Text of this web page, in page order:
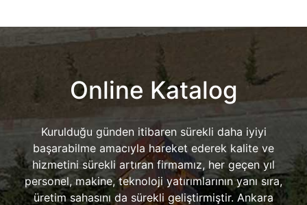
Online Katalog
Kurulduğu günden itibaren sürekli daha iyiyi
başarabilme amacıyla hareket ederek kalite ve
hizmetini sürekli artıran firmamız, her geçen yıl
personel, makine, teknoloji yatırımlarının yanı sıra,
üretim sahasını da sürekli geliştirmiştir. Ankara